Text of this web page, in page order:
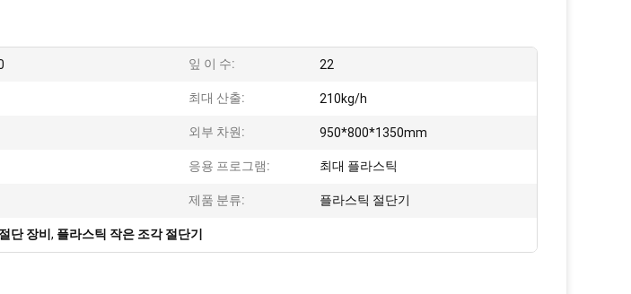
잎 이 수: 22
최대 산출: 210kg/h
외부 차원: 950*800*1350mm
응용 프로그램: 최대 플라스틱
제품 분류: 플라스틱 절단기
단 장비 , 플라스틱 작은 조각 절단기